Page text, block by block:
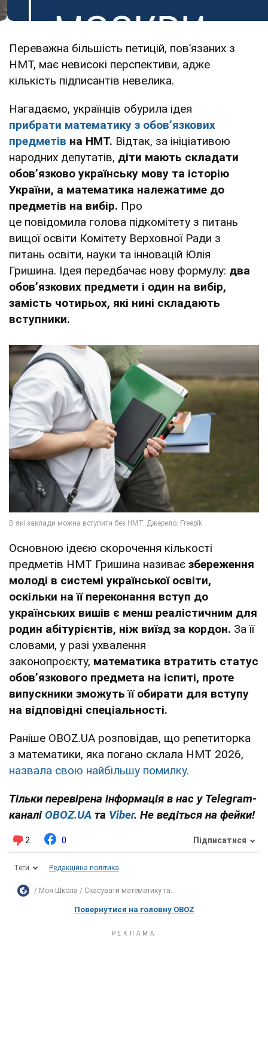
Переважна більшість петицій, повʼязаних з
НМТ, має невисокі перспективи, адже
кількість підписантів невелика.
Нагадаємо, українців обурила ідея
прибрати математику з обовʼязкових
предметів на НМТ. Відтак, за ініціативою
народних депутатів, діти мають складати
обовʼязково українську мову та історію
України, а математика належатиме до
предметів на вибір. Про
це повідомила голова підкомітету з питань
вищої освіти Комітету Верховної Ради з
питань освіти, науки та інновацій Юлія
Гришина. Ідея передбачає нову формулу: два
обовʼязкових предмети і один на вибір,
замість чотирьох, які нині складають
вступники.
Основною ідеєю скорочення кількості
предметів НМТ Гришина називає збереження
молоді в системі української освіти,
оскільки на її переконання вступ до
українських вишів є менш реалістичним для
родин абітурієнтів, ніж виїзд за кордон. За її
словами, у разі ухвалення
законопроєкту, математика втратить статус
обовʼязкового предмета на іспиті, проте
випускники зможуть її обирати для вступу
на відповідні спеціальності.
Раніше OBOZ.UA розповідав, що репетиторка
з математики, яка погано склала НМТ 2026,
назвала свою найбільшу помилку.
Тільки перевірена інформація в нас у Telegram-
каналі OBOZ.UA та Viber. Не ведіться на фейки!
2 0 Підписатися
Теги Редакційна політика
Моя Школа Скасувати математику та...
Повернутися на головну OBOZ